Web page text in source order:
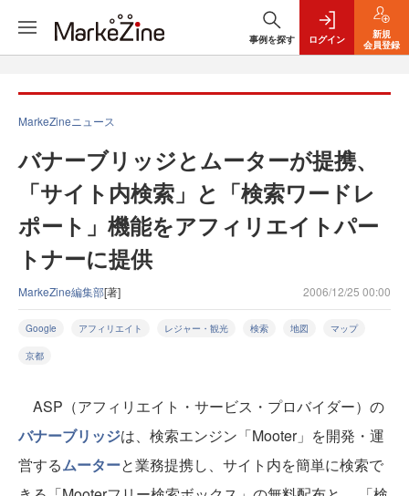
事例を探す ログイン
新規
会員登録
MarkeZineニュース
バナーブリッジとムーターが提携、
「サイト内検索」と「検索ワードレ
ポート」機能をアフィリエイトパー
トナーに提供
MarkeZine編集部[著] 2006/12/25 00:00
Google アフィリエイト レジャー・観光 検索 地図 マップ
京都
ASP（アフィリエイト・サービス・プロバイダー）の
バナーブリッジは、検索エンジン「Mooter」を開発・運
営するムーターと業務提携し、サイト内を簡単に検索で